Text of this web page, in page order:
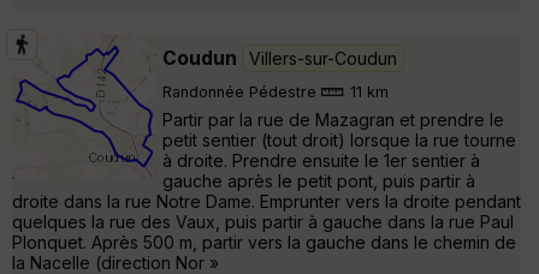
Coudun Villers-sur-Coudun
Randonnée Pédestre 11 km
Partir par la rue de Mazagran et prendre le
petit sentier (tout droit) lorsque la rue tourne
à droite. Prendre ensuite le 1er sentier à
gauche après le petit pont, puis partir à
droite dans la rue Notre Dame. Emprunter vers la droite pendant
quelques la rue des Vaux, puis partir à gauche dans la rue Paul
Plonquet. Après 500 m, partir vers la gauche dans le chemin de
la Nacelle (direction Nor »